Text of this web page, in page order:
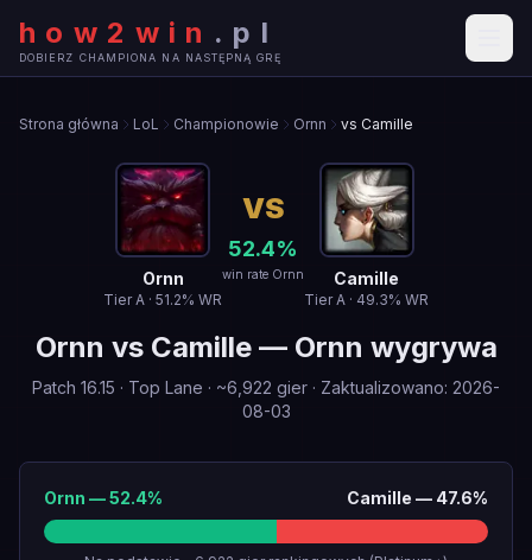
how2win . pl
DOBIERZ CHAMPIONA NA NASTĘPNĄ GRĘ
Strona główna LoL Championowie Ornn vs Camille
Ornn
TierA · 51.2% WR
VS
52.4%
win rate Ornn Camille
TierA · 49.3% WR
Ornn vs Camille— Ornn wygrywa
Patch 16.15 · Top Lane · ~6,922 gier · Zaktualizowano: 2026-
08-03
Ornn —52.4% Camille — 47.6%